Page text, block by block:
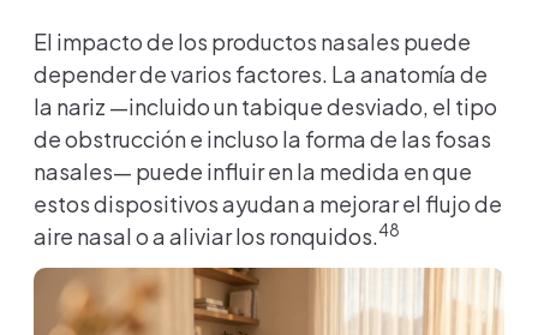
El impacto de los productos nasales puede
depender de varios factores. La anatomía de
la nariz —incluido un tabique desviado, el tipo
de obstrucción e incluso la forma de las fosas
nasales— puede influir en la medida en que
estos dispositivos ayudan a mejorar el flujo de
aire nasal o a aliviar los ronquidos.48